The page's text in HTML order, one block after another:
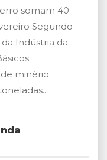
somam 40
Segundo
Indústria da
minério